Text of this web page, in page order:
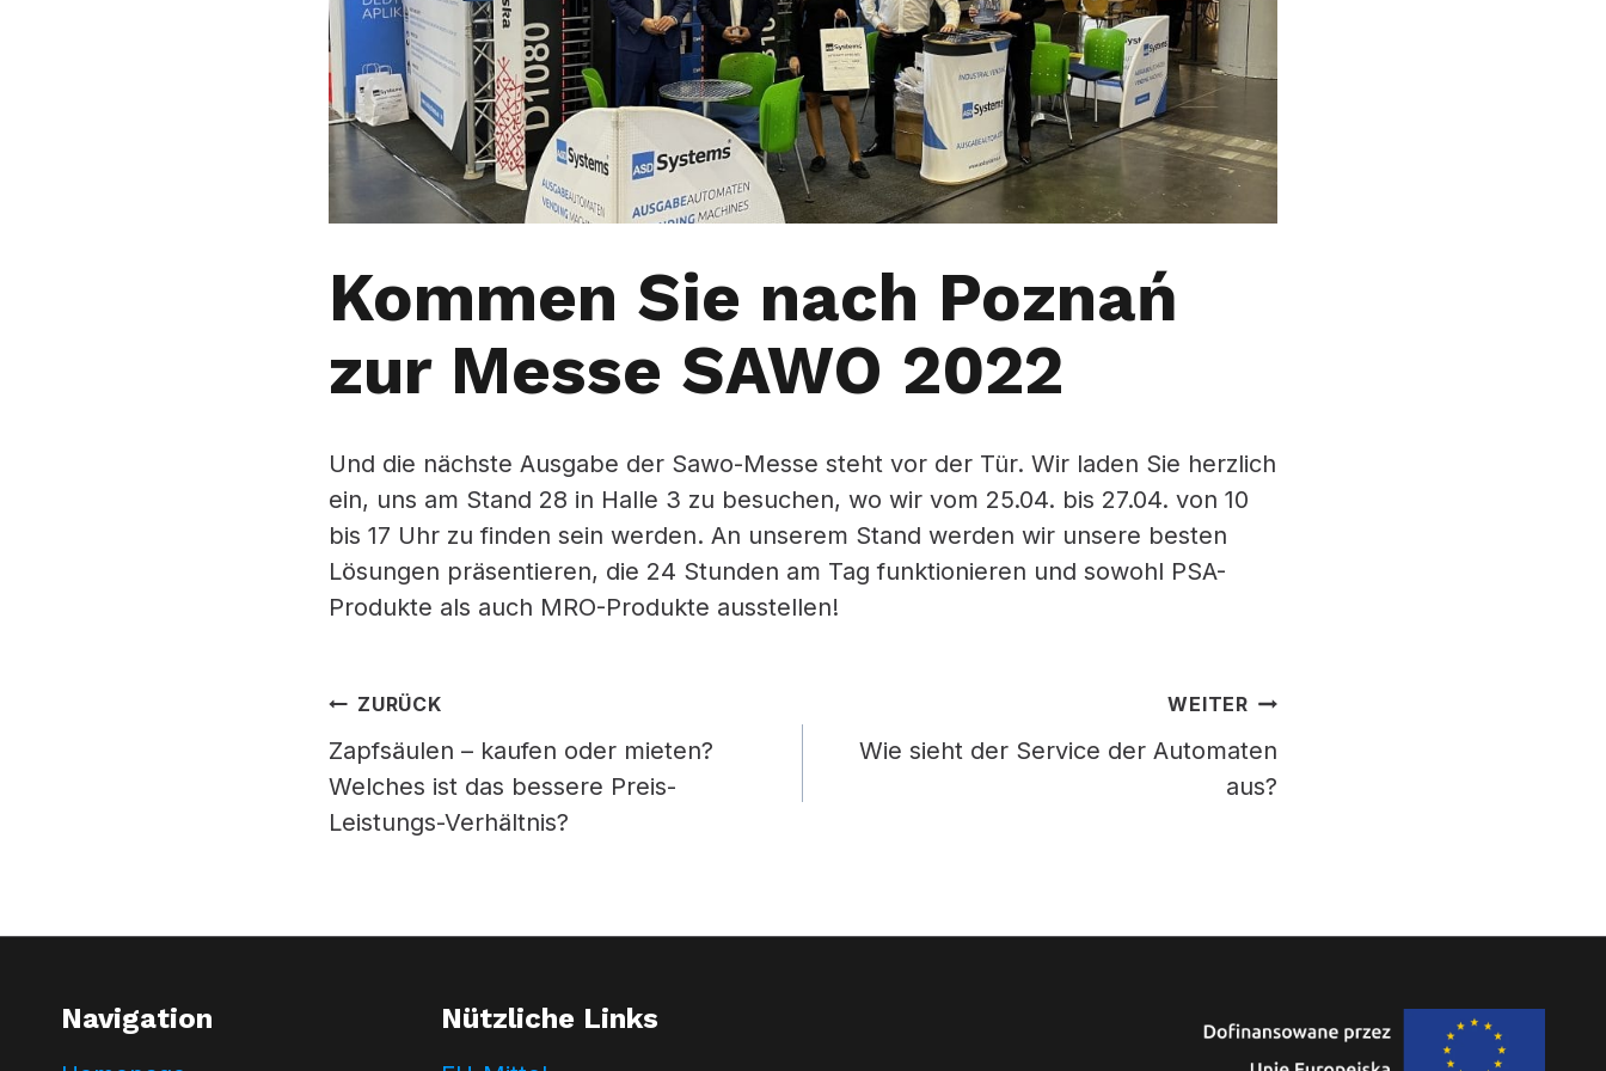
Kommen Sie nach Poznań
zur Messe SAWO 2022
Und die nächste Ausgabe der Sawo-Messe steht vor der Tür. Wir laden Sie herzlich
ein, uns am Stand 28 in Halle 3 zu besuchen, wo wir vom 25.04. bis 27.04. von 10
bis 17 Uhr zu finden sein werden. An unserem Stand werden wir unsere besten
Lösungen präsentieren, die 24 Stunden am Tag funktionieren und sowohl PSA-
Produkte als auch MRO-Produkte ausstellen!
Beitragsnavigation
ZURÜCK
Zapfsäulen – kaufen oder mieten?
Welches ist das bessere Preis-
Leistungs-Verhältnis?
WEITER
Wie sieht der Service der Automaten
aus?
Navigation Nützliche Links